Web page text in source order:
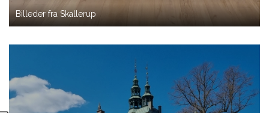
Billeder fra Skallerup